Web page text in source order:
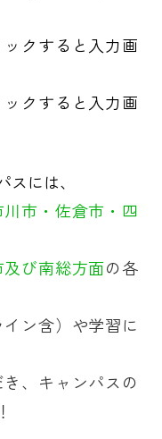
ックすると入力画
ックすると入力画
には、
市・佐倉市・四
び南総方面の各
ン含）や学習に
、キャンパスの